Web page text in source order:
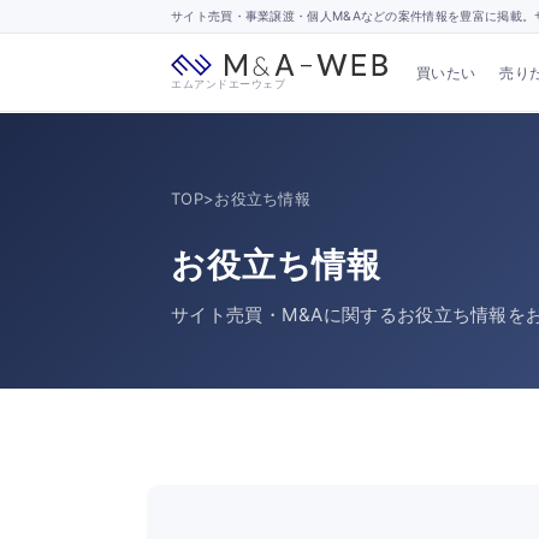
サイト売買・事業譲渡・個人M&Aなどの案件情報を豊富に掲載
エムアンドエーウェブ
買いたい 売り
TOP>お役立ち情報
お役立ち情報
サイト売買・M&Aに関するお役立ち情報を